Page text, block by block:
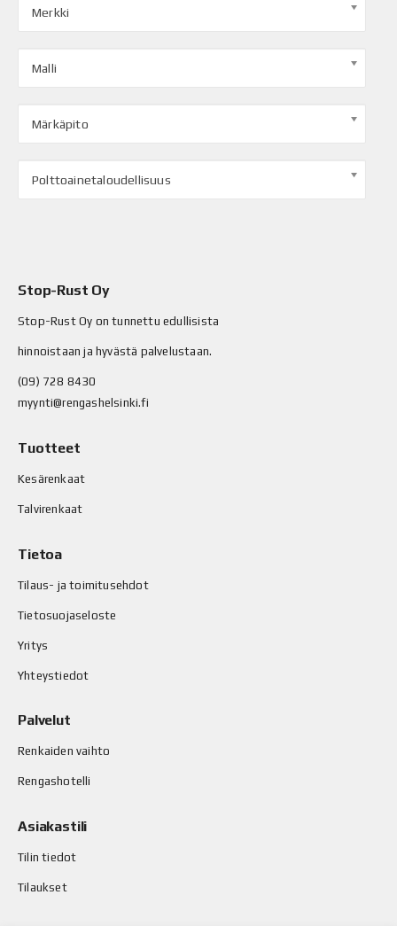
Merkki
Malli
Märkäpito
Polttoainetaloudellisuus
Stop-Rust Oy
Stop-Rust Oy on tunnettu edullisista
hinnoistaan ja hyvästä palvelustaan.
(09) 728 8430
myynti@rengashelsinki.fi
Tuotteet
Kesärenkaat
Talvirenkaat
Tietoa
Tilaus- ja toimitusehdot
Tietosuojaseloste
Yritys
Yhteystiedot
Palvelut
Renkaiden vaihto
Rengashotelli
Asiakastili
Tilin tiedot
Tilaukset